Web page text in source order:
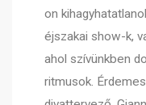
on
éjszakai show-k,
ahol szívünkben
ritmusok.